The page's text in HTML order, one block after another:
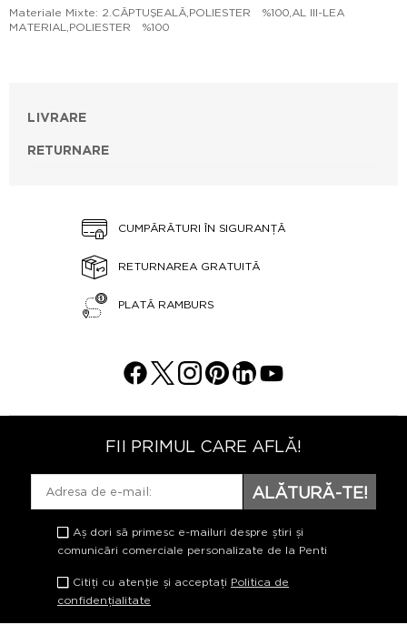
Materiale Mixte: 2.CĂPTUŞEALĂ,POLIESTER %100,AL III-LEA
MATERIAL,POLIESTER %100
LIVRARE
RETURNARE
CUMPĂRĂTURI ÎN SIGURANȚĂ
RETURNAREA GRATUITĂ
PLATĂ RAMBURS
FII PRIMUL CARE AFLĂ!
ALĂTURĂ-TE!
Aș dori să primesc e-mailuri despre știri și
comunicări comerciale personalizate de la Penti
Citiți cu atenție și acceptați Politica de
confidențialitate